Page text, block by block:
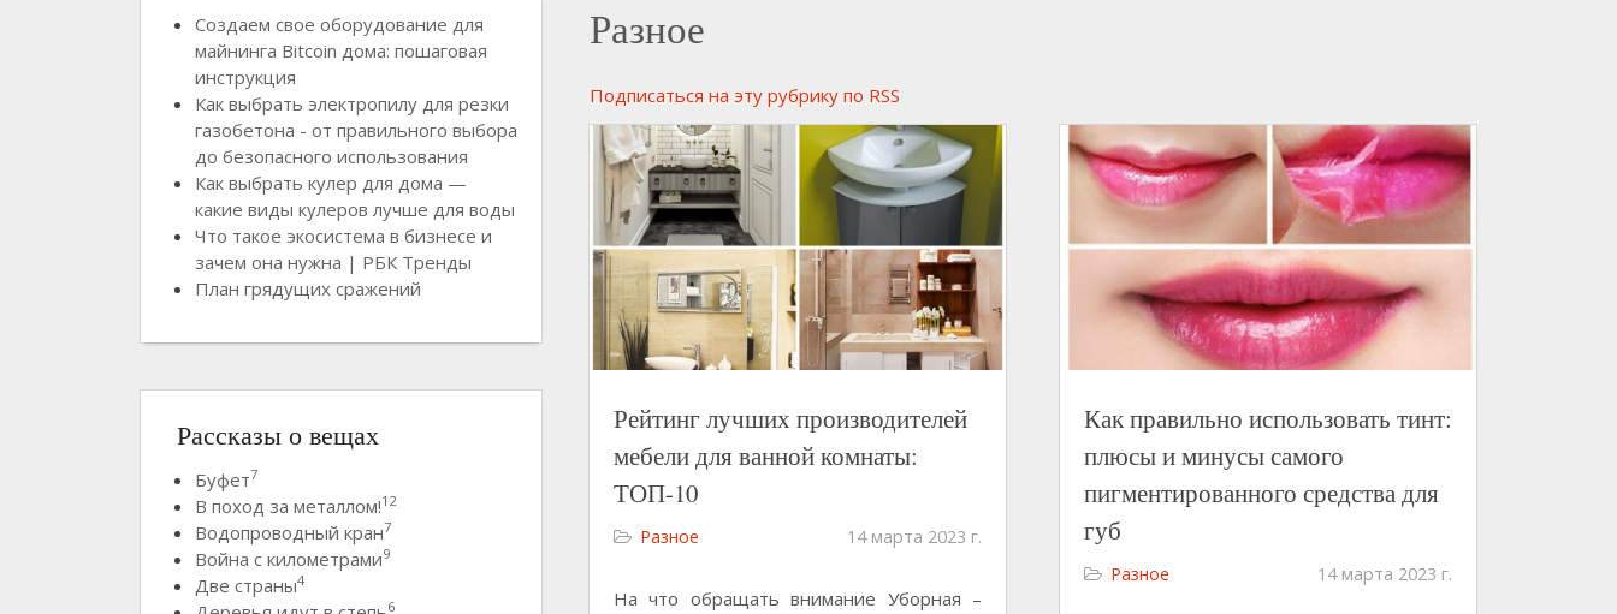
Разное
Подписаться на эту рубрику по RSS
Рейтинг лучших производителей
мебели для ванной комнаты:
ТОП-10
Разное 14 марта 2023 г.
На что обращать внимание Уборная –
Как правильно использовать тинт:
плюсы и минусы самого
пигментированного средства для
губ
Разное 14 марта 2023 г.
Создаем свое оборудование для
майнинга Bitcoin дома: пошаговая
инструкция
Как выбрать электропилу для резки
газобетона - от правильного выбора
до безопасного использования
Как выбрать кулер для дома —
какие виды кулеров лучше для воды
Что такое экосистема в бизнесе и
зачем она нужна | РБК Тренды
План грядущих сражений
Рассказы о вещах
Буфет7
В поход за металлом!12
Водопроводный кран7
Война с километрами9
Две страны4
6